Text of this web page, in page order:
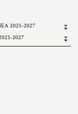
2025-2027
2027